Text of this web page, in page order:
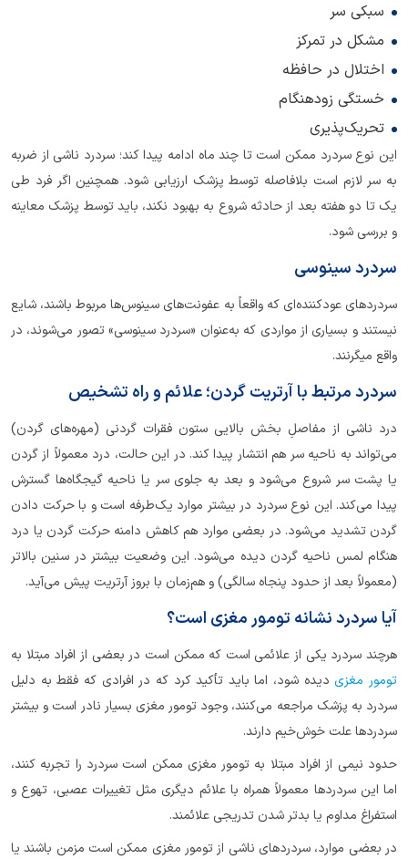
سبکی سر
مشکل در تمرکز
اختلال در حافظه
خستگی‌ زودهنگام
تحریک‌پذیری
این نوع سردرد ممکن است تا چند ماه ادامه پیدا کند؛ سردرد ناشی از ضربه
به سر لازم است بلافاصله توسط پزشک ارزیابی شود. همچنین اگر فرد طی
یک تا دو هفته بعد از حادثه‌ شروع به بهبود نکند، باید توسط پزشک معاینه
و بررسی شود.
سردرد سینوسی
سردردهای عودکننده‌ای که واقعاً به عفونت‌های سینوس‌ها مربوط باشند، شایع
نیستند و بسیاری از مواردی که به‌عنوان «سردرد سینوسی» تصور می‌شوند، در
واقع میگرنند.
سردرد مرتبط با آرتریت گردن؛ علائم و راه تشخیص
درد ناشی از مفاصلِ بخش بالایی ستون فقرات گردنی (مهره‌های گردن)
می‌تواند به ناحیه سر هم انتشار پیدا کند. در این حالت، درد معمولاً از گردن
یا پشت سر شروع می‌شود و بعد به جلوی سر یا ناحیه گیجگاه‌ها گسترش
پیدا می‌کند. این نوع سردرد در بیشتر موارد یک‌طرفه است و با حرکت دادن
گردن تشدید می‌شود. در بعضی موارد هم کاهش دامنه حرکت گردن یا درد
هنگام لمس ناحیه گردن دیده می‌شود. این وضعیت بیشتر در سنین بالاتر
(معمولاً بعد از حدود پنجاه سالگی) و هم‌زمان با بروز آرتریت پیش می‌آید.
آیا سردرد نشانه تومور مغزی است؟
هرچند سردرد یکی از علائمی است که ممکن است در بعضی از افراد مبتلا به
تومور مغزیدیده شود، اما باید تأکید کرد که در افرادی که فقط به دلیل
سردرد به پزشک مراجعه می‌کنند، وجود تومور مغزی بسیار نادر است و بیشتر
سردردها علت خوش‌خیم دارند.
حدود نیمی از افراد مبتلا به تومور مغزی ممکن است سردرد را تجربه کنند،
اما این سردردها معمولاً همراه با علائم دیگری مثل تغییرات عصبی، تهوع و
استفراغ مداوم یا بدتر شدن تدریجی علائمند.
در بعضی موارد، سردردهای ناشی از تومور مغزی ممکن است مزمن باشند یا